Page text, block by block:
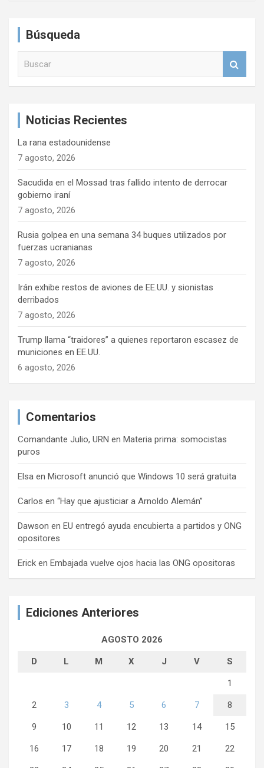
Búsqueda
Noticias Recientes
La rana estadounidense
7 agosto, 2026
Sacudida en el Mossad tras fallido intento de derrocar
gobierno iraní
7 agosto, 2026
Rusia golpea en una semana 34 buques utilizados por
fuerzas ucranianas
7 agosto, 2026
Irán exhibe restos de aviones de EE.UU. y sionistas
derribados
7 agosto, 2026
Trump llama “traidores” a quienes reportaron escasez de
municiones en EE.UU.
6 agosto, 2026
Comentarios
Comandante Julio, URN en Materia prima: somocistas
puros
Elsa en Microsoft anunció que Windows 10 será gratuita
Carlos en “Hay que ajusticiar a Arnoldo Alemán”
Dawson en EU entregó ayuda encubierta a partidos y ONG
opositores
Erick en Embajada vuelve ojos hacia las ONG opositoras
Ediciones Anteriores
AGOSTO 2026
D L M X J V S
1
2 3 4 5 6 7 8
9 10 11 12 13 14 15
16 17 18 19 20 21 22